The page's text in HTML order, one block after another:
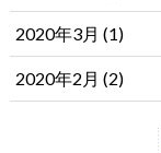
2020年3月 (1)
2020年2月 (2)